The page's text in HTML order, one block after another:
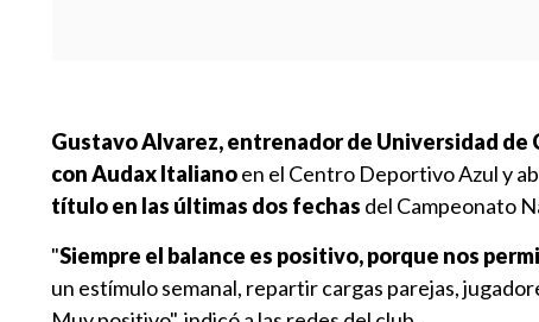
Gustavo Alvarez, entrenador de Universidad de
con Audax Italianoen el Centro Deportivo Azul y
título en las últimas dos fechas del Campeonato
"Siempre el balance es positivo, porque nos
un estímulo semanal, repartir cargas parejas,